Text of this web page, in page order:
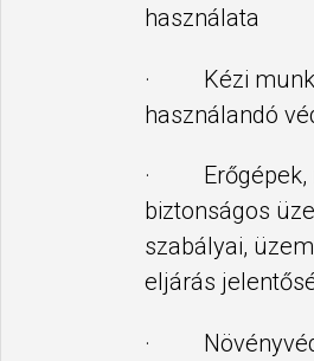
használata
· Kézi
használandó
· Erőgépek,
biztonságos
szabályai,
eljárás
·